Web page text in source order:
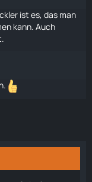
ist es, das man
kann. Auch